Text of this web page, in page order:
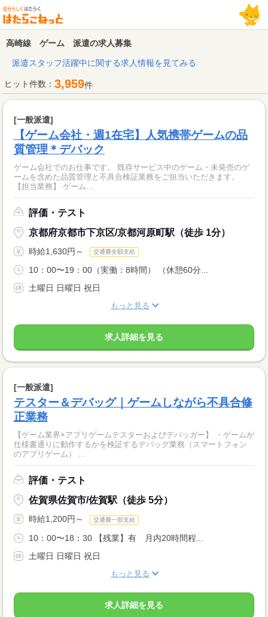
高崎線 ゲーム 派遣の求人募集
派遣スタッフ活躍中に関する求人情報を見てみる
ヒット件数： 3,959件
[一般派遣]
【ゲーム会社・週1在宅】人気携帯ゲームの品
質管理＊デバック
ゲーム会社でのお仕事です。 既存サービス中のゲーム・未発売のゲ
ームを含めた品質管理と不具合検証業務をご担当いただきます。
【担当業務】 ゲーム...
評価・テスト
京都府京都市下京区/京都河原町駅（徒歩 1分）
時給1,630円～ 交通費全額支給
10：00〜19：00（実働：8時間） （休憩60分...
土曜日 日曜日 祝日
もっと見る
求人詳細を見る
[一般派遣]
テスター＆デバッグ｜ゲームしながら不具合修
正業務
【ゲーム業界×アプリゲームテスターおよびデバッガー】 ・ゲームが
仕様書通りに動作するかを検証するデバッグ業務（スマートフォン
のアプリゲーム） ...
評価・テスト
佐賀県佐賀市/佐賀駅（徒歩 5分）
時給1,200円～ 交通費一部支給
10：00〜18：30 【残業】有 月内20時間程...
土曜日 日曜日 祝日
もっと見る
求人詳細を見る